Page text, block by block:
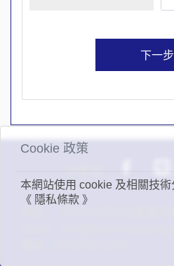
下一步
Cookie 政策
本網站使用 cookie 及相關技
《 隱私條款 》